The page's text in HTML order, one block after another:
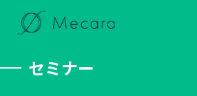
セミナー